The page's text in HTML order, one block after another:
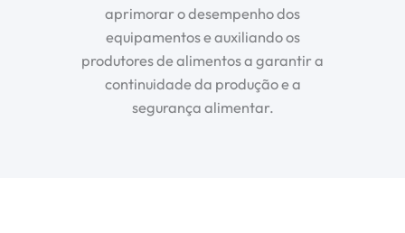
aprimorar o desempenho dos
equipamentos e auxiliando os
produtores de alimentos a garantir a
continuidade da produção e a
segurança alimentar.